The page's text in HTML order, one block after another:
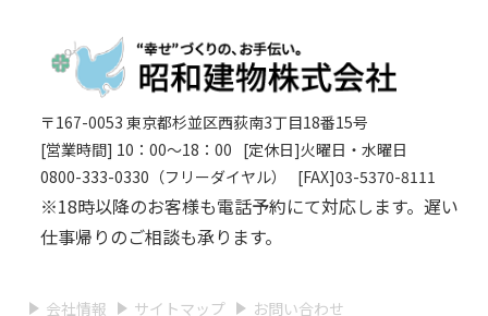
会社情報 サイトマップ お問い合わせ
〒167-0053 東京都杉並区西荻南3丁目18番15号
[営業時間] 10：00〜18：00 [定休日]火曜日・水曜日
0800-333-0330（フリーダイヤル）
[FAX]03-5370-8111
※18時以降のお客様も電話予約にて対応します。遅い
仕事帰りのご相談も承ります。